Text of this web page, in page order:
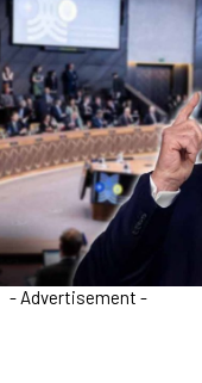
- Advertisement -